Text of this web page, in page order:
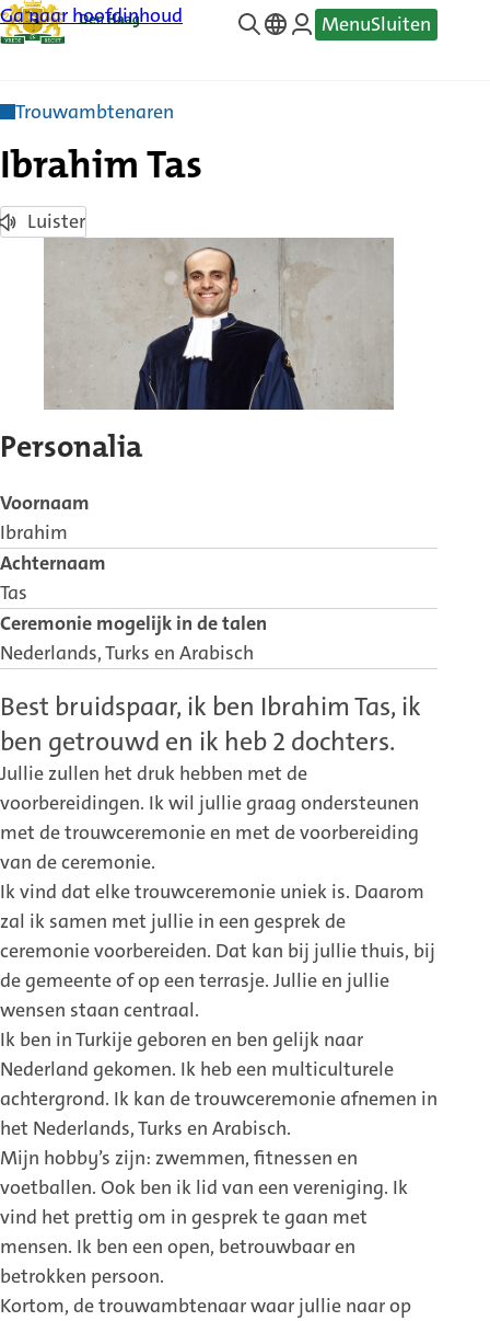
Ga naar hoofdinhoud
—
MenuSluiten
Trouwambtenaren
Ibrahim Tas
Luister
Personalia
Voornaam
Ibrahim
Achternaam
Tas
Ceremonie mogelijk in de talen
Nederlands, Turks en Arabisch
Best bruidspaar, ik ben Ibrahim Tas, ik
ben getrouwd en ik heb 2 dochters.
Jullie zullen het druk hebben met de
voorbereidingen. Ik wil jullie graag ondersteunen
met de trouwceremonie en met de voorbereiding
van de ceremonie.
Ik vind dat elke trouwceremonie uniek is. Daarom
zal ik samen met jullie in een gesprek de
ceremonie voorbereiden. Dat kan bij jullie thuis, bij
de gemeente of op een terrasje. Jullie en jullie
wensen staan centraal.
Ik ben in Turkije geboren en ben gelijk naar
Nederland gekomen. Ik heb een multiculturele
achtergrond. Ik kan de trouwceremonie afnemen in
het Nederlands, Turks en Arabisch.
Mijn hobby’s zijn: zwemmen, fitnessen en
voetballen. Ook ben ik lid van een vereniging. Ik
vind het prettig om in gesprek te gaan met
mensen. Ik ben een open, betrouwbaar en
betrokken persoon.
Kortom, de trouwambtenaar waar jullie naar op